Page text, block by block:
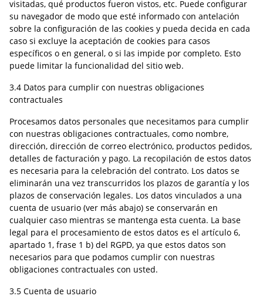
visitadas, qué productos fueron vistos, etc. Puede configurar
su navegador de modo que esté informado con antelación
sobre la configuración de las cookies y pueda decida en cada
caso si excluye la aceptación de cookies para casos
específicos o en general, o si las impide por completo. Esto
puede limitar la funcionalidad del sitio web.
3.4 Datos para cumplir con nuestras obligaciones
contractuales
Procesamos datos personales que necesitamos para cumplir
con nuestras obligaciones contractuales, como nombre,
dirección, dirección de correo electrónico, productos pedidos,
detalles de facturación y pago. La recopilación de estos datos
es necesaria para la celebración del contrato. Los datos se
eliminarán una vez transcurridos los plazos de garantía y los
plazos de conservación legales. Los datos vinculados a una
cuenta de usuario (ver más abajo) se conservarán en
cualquier caso mientras se mantenga esta cuenta. La base
legal para el procesamiento de estos datos es el artículo 6,
apartado 1, frase 1 b) del RGPD, ya que estos datos son
necesarios para que podamos cumplir con nuestras
obligaciones contractuales con usted.
3.5 Cuenta de usuario